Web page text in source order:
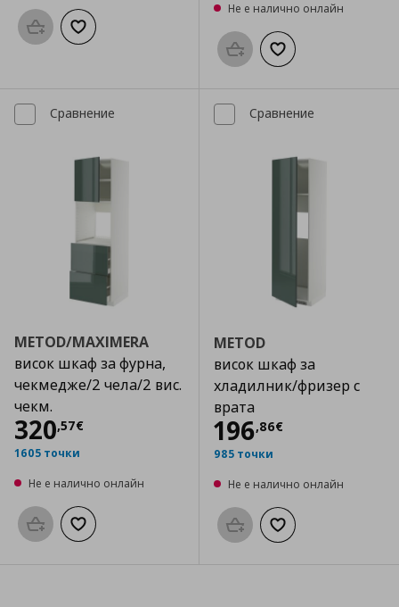
Προσθήκη στο καλάθι
Добави към списъка с любими
Не е налично онлайн
Προσθήκη στο καλάθι
Добави към
Сравнение
METOD/MAXIMERA
висок шкаф за фурна,
чекмедже/2 чела/2 вис.
чекм.
320,57€
Цена
1605 точки
Не е налично онлайн
Προσθήκη στο καλάθι
Добави към списъка с любими
Сравнение
METOD
висок шкаф за
хладилник/фризер с
врата
196,86€
Цена
985 точки
Не е налично онлайн
Προσθήκη στο καλάθι
Добави към